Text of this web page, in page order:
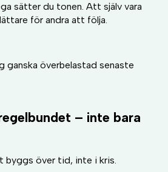
sätter du tonen. Att själv vara
för andra att följa.
ganska överbelastad senaste
– inte bara
byggs över tid, inte i kris.